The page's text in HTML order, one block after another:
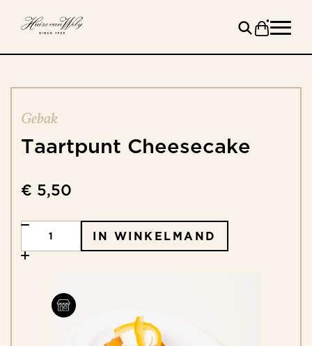
Gebak
Taartpunt Cheesecake
€ 5,50
IN WINKELMAND